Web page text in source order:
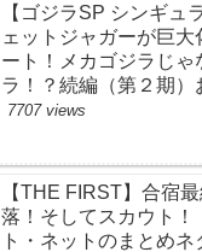
【ゴジラSP シンギュ
ェットジャガーが巨
ート！メカゴジラじゃ
ラ！？続編（第２期）
【ネットの考察ネタバ
7707 views
【THE FIRST】合宿
落！そしてスカウト！
ト・ネットのまとめ